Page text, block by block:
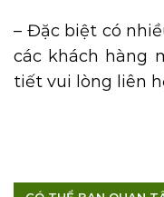
– Đặc biệt có
các khách hàng
tiết vui lòng liên